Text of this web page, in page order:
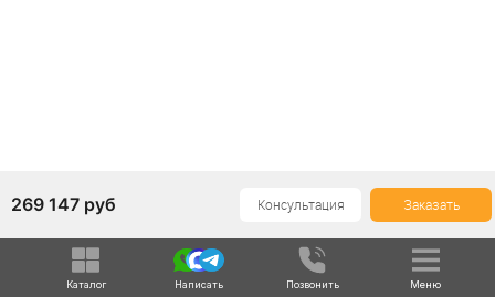
269 147 руб Заказать
Консультация
Каталог Написать Позвонить Меню